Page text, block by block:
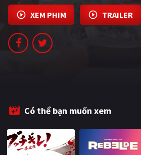
CẬP NHẬT
PHIM MỚI
BLOG
XEM PHIM TRAILER
Có thể bạn muốn xem